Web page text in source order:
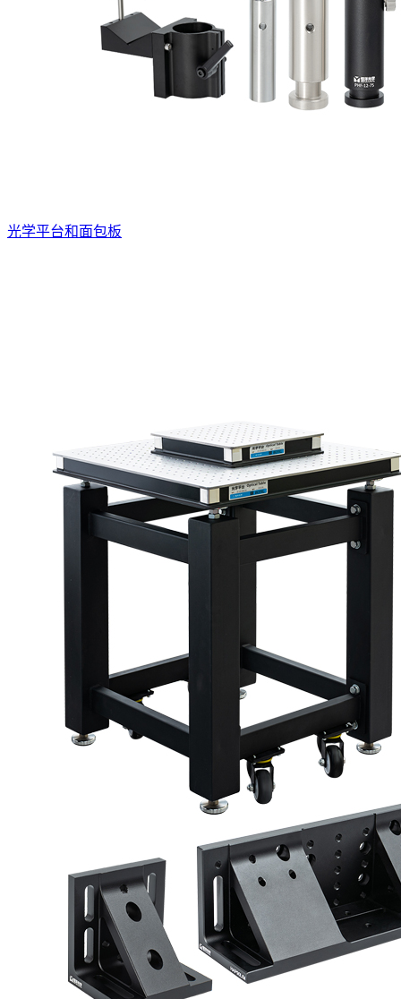
光学平台和面包板